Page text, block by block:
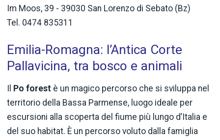
Im Moos, 39 - 39030 San Lorenzo di Sebato (Bz)
Tel. 0474 835311
Emilia-Romagna: l’Antica Corte
Pallavicina, tra bosco e animali
Po forest è un magico percorso che si sviluppa nel
territorio della Bassa Parmense, luogo ideale per
escursioni alla scoperta del fiume più lungo d’Italia e
del suo habitat. È un percorso voluto dalla famiglia